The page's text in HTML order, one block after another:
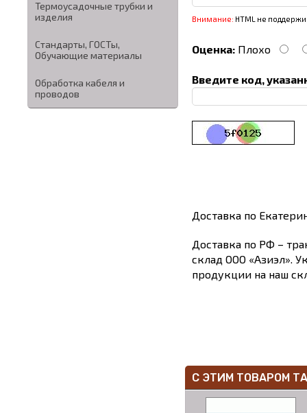
Термоусадочные трубки и
изделия
Стандарты, ГОСТы,
Обучающие материалы
Обработка кабеля и
проводов
Внимание: HTML не
Оценка: Плохо
Введите код,
Доставка по
Доставка по РФ –
склад ООО «Азиэл».
продукции на наш
С ЭТИМ ТОВАРОМ